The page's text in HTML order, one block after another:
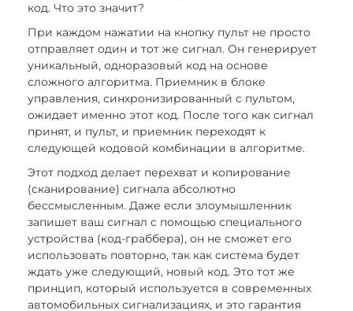
код. Что это значит?
При каждом нажатии на кнопку пульт не просто
отправляет один и тот же сигнал. Он генерирует
уникальный, одноразовый код на основе
сложного алгоритма. Приемник в блоке
управления, синхронизированный с пультом,
ожидает именно этот код. После того как сигнал
принят, и пульт, и приемник переходят к
следующей кодовой комбинации в алгоритме.
Этот подход делает перехват и копирование
(сканирование) сигнала абсолютно
бессмысленным. Даже если злоумышленник
запишет ваш сигнал с помощью специального
устройства (код-граббера), он не сможет его
использовать повторно, так как система будет
ждать уже следующий, новый код. Это тот же
принцип, который используется в современных
автомобильных сигнализациях, и это гарантия